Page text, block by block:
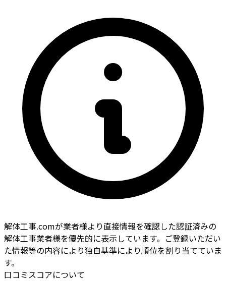
解体工事.comが業者様より直接情報を確認した認証済みの
解体工事業者様を優先的に表示しています。ご登録いただい
た情報等の内容により独自基準により順位を割り当てていま
す。
口コミスコアについて